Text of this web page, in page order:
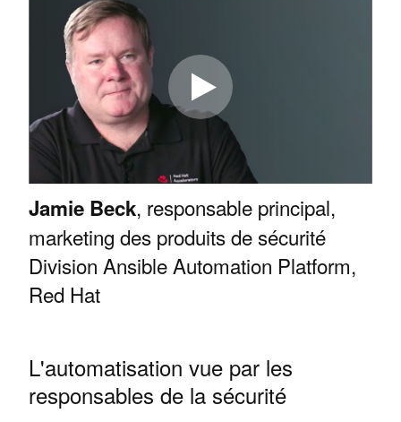
Jamie Beck, responsable principal,
marketing des produits de sécurité
Division Ansible Automation Platform,
Red Hat
L'automatisation vue par les
responsables de la sécurité